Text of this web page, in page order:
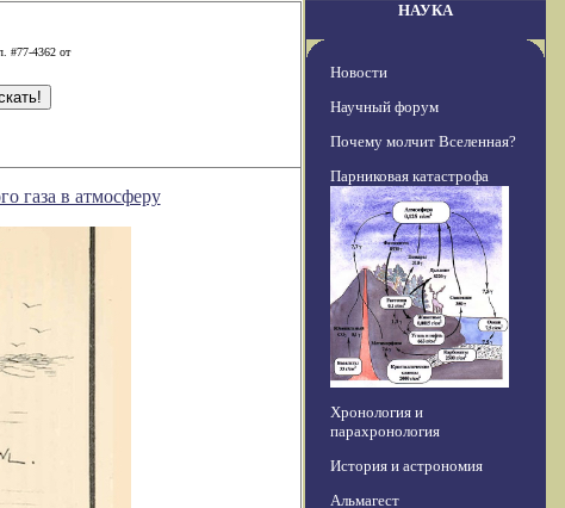
#77-4362 от
газа в атмосферу
НАУКА
Новости
Научный форум
Почему молчит Вселенная?
Парниковая катастрофа
Хронология и
парахронология
История и астрономия
Альмагест